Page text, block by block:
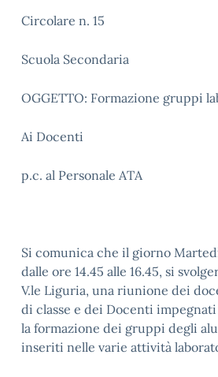
Circolare n. 15
Scuola Secondaria
OGGETTO: Formazione gruppi
Ai Docenti
p.c. al Personale ATA
Si comunica che il giorno
dalle ore 14.45 alle 16.45, si
V.le Liguria, una riunione dei
di classe e dei Docenti
la formazione dei gruppi degli
inseriti nelle varie attività